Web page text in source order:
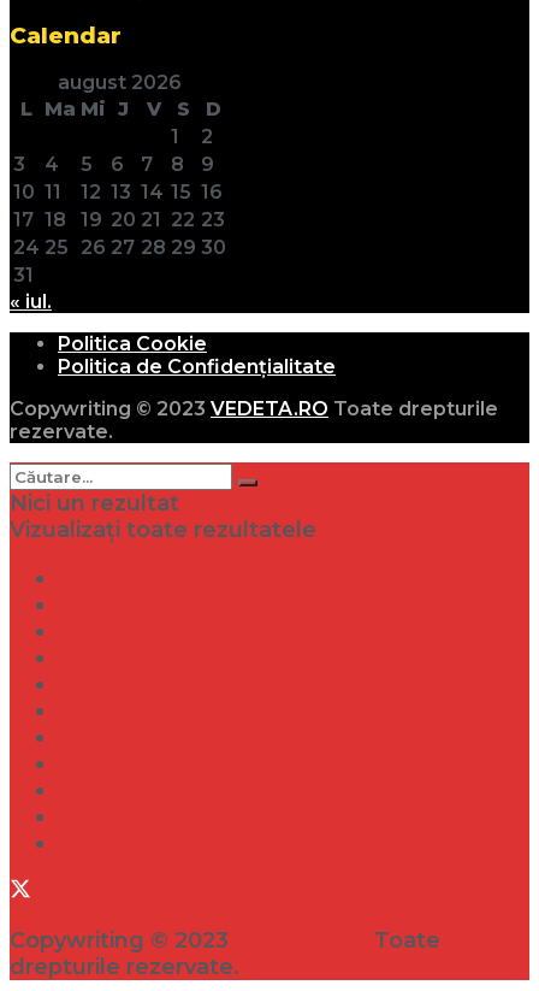
Calendar
august 2026
L Ma Mi J V S
D
1
2
3
4 5 6 7 8
9
10 11 12 13 14 15 16
17 18 19 20 21 22 23
24 25 26 27 28 29 30
31
« iul.
Politica Cookie
Politica de Confidențialitate
Copywriting © 2023 VEDETA.RO Toate drepturile
rezervate.
Nici un rezultat
Vizualizați toate rezultatele
Copywriting © 2023
Toate
drepturile rezervate.